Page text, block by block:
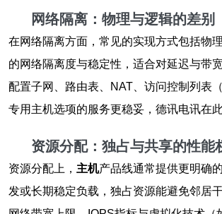
网络隔离：物理与逻辑的差别
在网络隔离方面，常见的实现方式包括物
的网络隔离度与稳定性，适合对延迟与带
配置子网、路由表、NAT、访问控制列表
专用主机选项的服务更稳妥，德讯电讯在
资源分配：独占与共享的性能
资源分配上， 主机产品线通常提供更明确
发或长期稳定负载，独占资源能避免邻居